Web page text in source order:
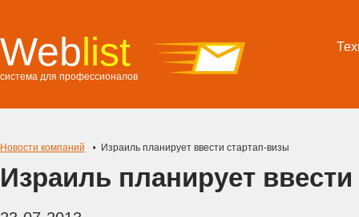
Weblist
система для профессионалов
Новости компаний Израиль планирует ввести стартап-визы
Израиль планирует